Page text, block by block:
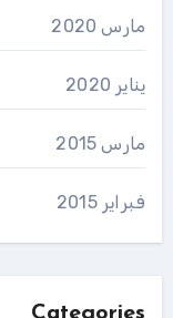
مارس 2020
يناير 2020
مارس 2015
فبراير 2015
Categories